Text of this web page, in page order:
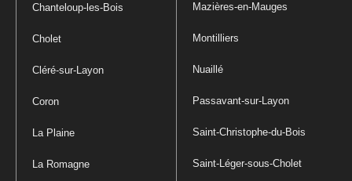
Chanteloup-les-Bois
Cholet
Cléré-sur-Layon
Coron
La Plaine
La Romagne
Mazières-en-Mauges
Montilliers
Nuaillé
Passavant-sur-Layon
Saint-Christophe-du-Bois
Saint-Léger-sous-Cholet